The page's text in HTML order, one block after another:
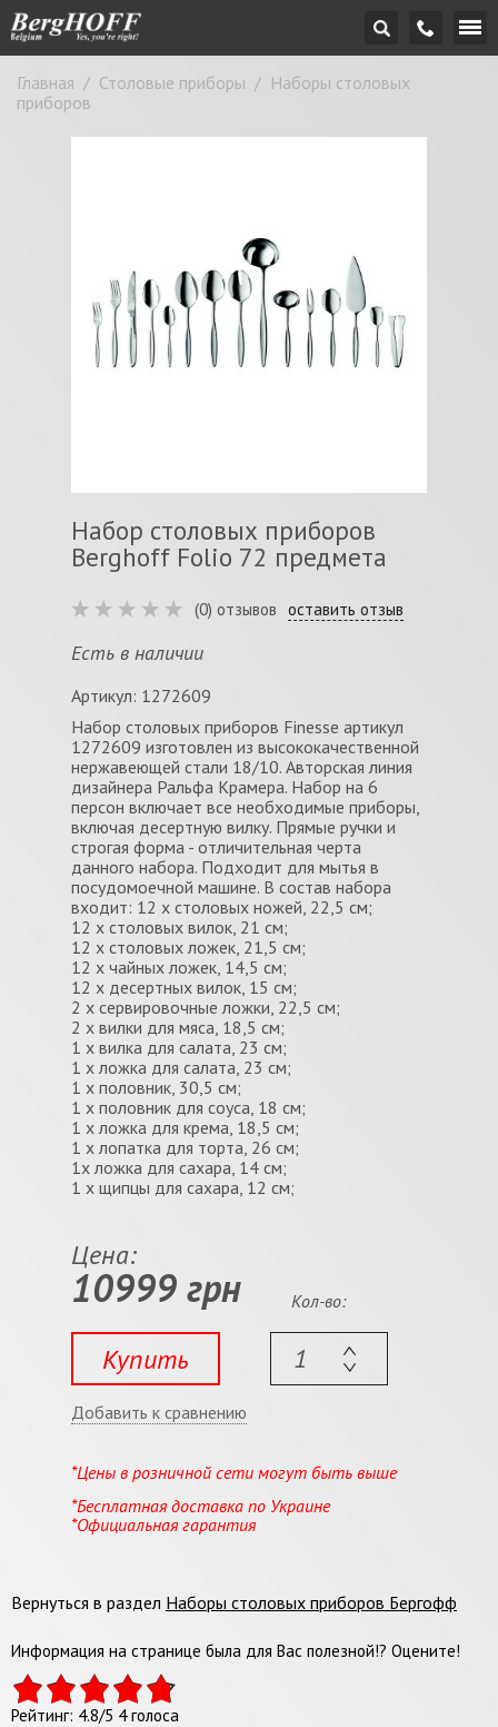
Главная / Столовые приборы / Наборы столовых
приборов
Набор столовых приборов
Berghoff Folio 72 предмета
(0) отзывов оставить отзыв
Есть в наличии
Артикул: 1272609
Набор столовых приборов Finesse артикул
1272609 изготовлен из высококачественной
нержавеющей стали 18/10. Авторская линия
дизайнера Ральфа Крамера. Набор на 6
персон включает все необходимые приборы,
включая десертную вилку. Прямые ручки и
строгая форма - отличительная черта
данного набора. Подходит для мытья в
посудомоечной машине. В состав набора
входит: 12 x столовых ножей, 22,5 см;
12 x столовых вилок, 21 см;
12 x столовых ложек, 21,5 см;
12 x чайных ложек, 14,5 см;
12 x десертных вилок, 15 см;
2 x сервировочные ложки, 22,5 см;
2 x вилки для мяса, 18,5 см;
1 x вилка для салата, 23 см;
1 x ложка для салата, 23 см;
1 x половник, 30,5 см;
1 x половник для соуса, 18 см;
1 х ложка для крема, 18,5 см;
1 x лопатка для торта, 26 см;
1x ложка для сахара, 14 см;
1 x щипцы для сахара, 12 см;
Цена:
10999 грн
Купить
Кол-во:
Добавить к сравнению
*Цены в розничной сети могут быть выше
*Бесплатная доставка по Украине
*Официальная гарантия
Вернуться в раздел Наборы столовых приборов Бергофф
Информация на странице была для Вас полезной!? Оцените!
Рейтинг: 4.8/5 4голоса